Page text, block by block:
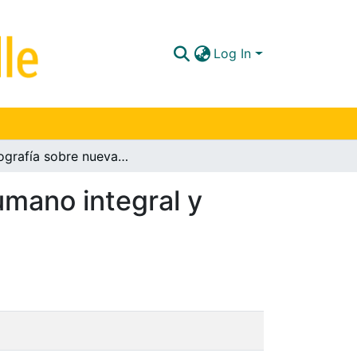
Log In
Monografía sobre nueva ruralidad y desarrollo humano integral y sustentable aporte a la Fundación Nukuma
integral y